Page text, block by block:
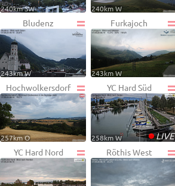
240km SW 240km W
Bludenz
243km W
Furkajoch
243km W
Hochwolkersdorf
257km O
YC Hard Süd
•LIVE
258km W
YC Hard Nord Röthis West